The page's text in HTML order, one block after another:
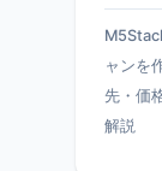
ャンを
先・価
解説